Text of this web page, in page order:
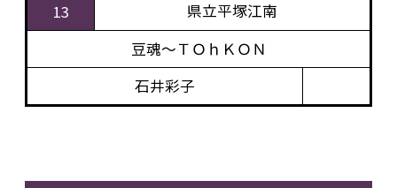
13
県立平塚江南
豆魂～ＴＯｈＫＯＮ
石井彩子